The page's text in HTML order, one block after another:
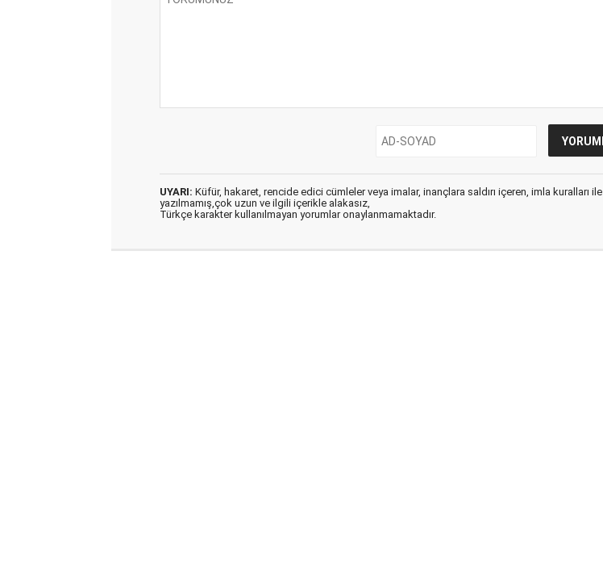
UYARI: Küfür, hakaret, rencide edici cümleler veya imalar, inançlara saldırı içeren, imla kuralları ile
yazılmamış,çok uzun ve ilgili içerikle alakasız,
Türkçe karakter kullanılmayan yorumlar onaylanmamaktadır.